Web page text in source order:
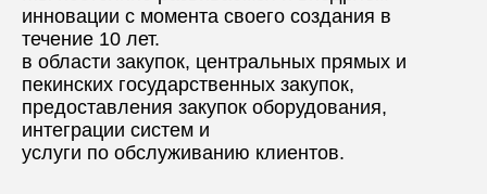
инновации с момента своего создания в
течение 10 лет.
в области закупок, центральных прямых и
пекинских государственных закупок,
предоставления закупок оборудования,
интеграции систем и
услуги по обслуживанию клиентов.